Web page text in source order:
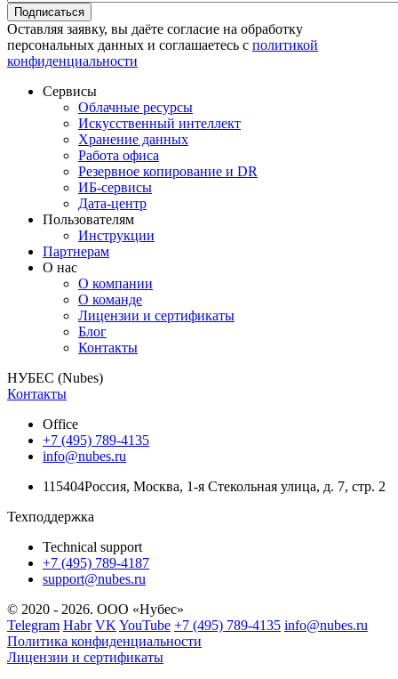
Оставляя заявку, вы даёте согласие на обработку
персональных данных и соглашаетесь с политикой
конфиденциальности
Сервисы
Облачные ресурсы
Искусственный интеллект
Хранение данных
Работа офиса
Резервное копирование и DR
ИБ-сервисы
Дата-центр
Пользователям
Инструкции
Партнерам
О нас
О компании
О команде
Лицензии и сертификаты
Блог
Контакты
НУБЕС (Nubes)
Контакты
Office
+7 (495) 789-4135
info@nubes.ru
115404Россия, Москва, 1-я Стекольная улица, д. 7, стр. 2
Техподдержка
Technical support
+7 (495) 789-4187
support@nubes.ru
© 2020 - 2026. ООО «Нубес»
Telegram Habr VK YouTube +7 (495) 789-4135 info@nubes.ru
Политика конфиденциальности
Лицензии и сертификаты